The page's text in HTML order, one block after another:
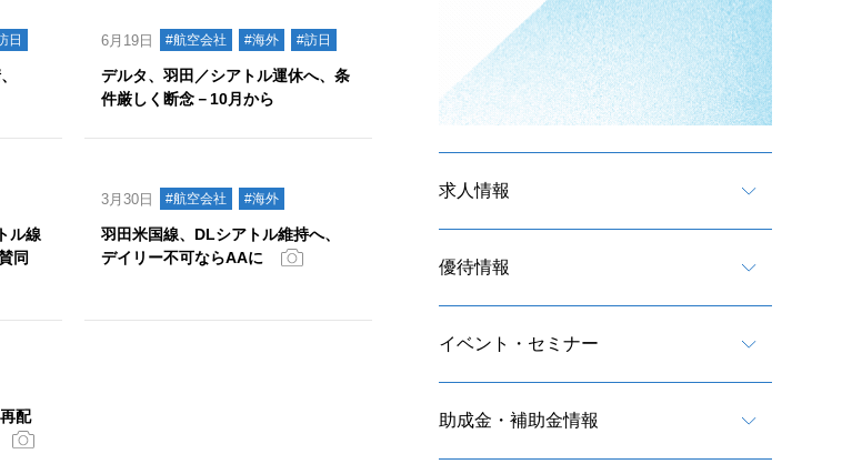
日 6月19日 #航空会社 #海外 #訪日
デルタ、羽田／シアトル運休へ、条
件厳しく断念－10月から
ル線
同
3月30日 #航空会社 #海外
羽田米国線、DLシアトル維持へ、
デイリー不可ならAAに
配
求人情報
優待情報
イベント・セミナー
助成金・補助金情報